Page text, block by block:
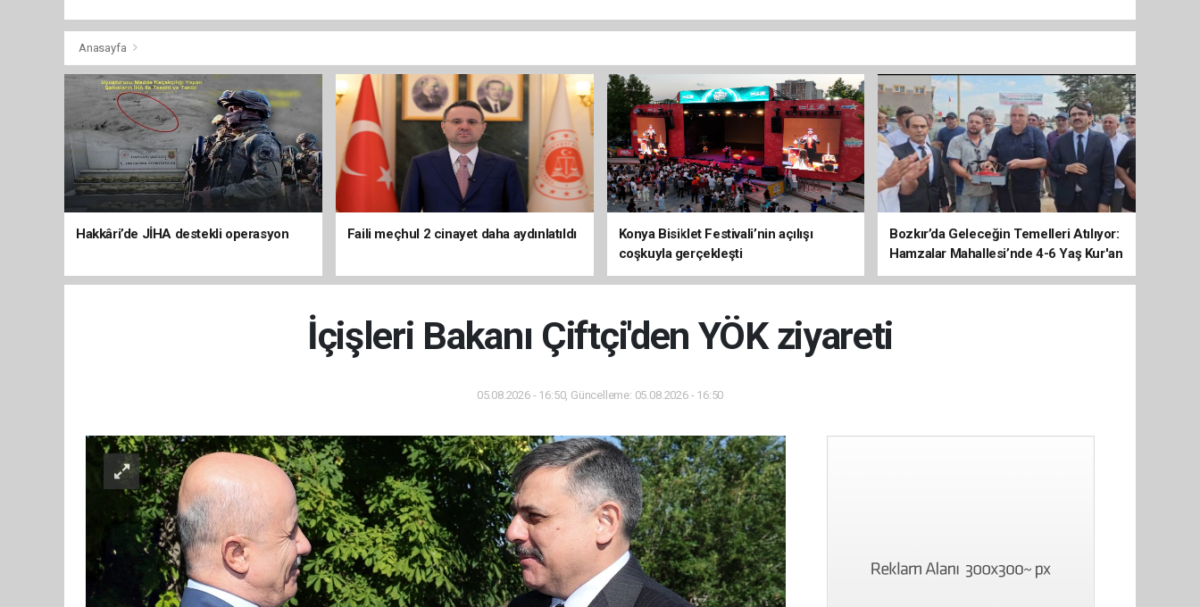
Anasayfa
Hakkâri’de JİHA destekli operasyon Faili meçhul 2 cinayet daha aydınlatıldı
Konya Bisiklet Festivali’nin açılışı
coşkuyla gerçekleşti
Bozkır’da Geleceğin Temelleri Atılıyor:
Hamzalar Mahallesi’nde 4-6 Yaş Kur'an
Kursu İnşaatı Başladı
İçişleri Bakanı Çiftçi'den YÖK ziyareti
05.08.2026 - 16:50, Güncelleme: 05.08.2026 - 16:50